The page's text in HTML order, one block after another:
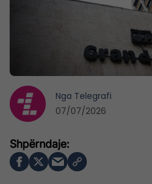
Nga Telegrafi
07/07/2026